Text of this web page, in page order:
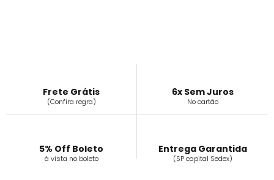
Frete Grátis
(Confira regra)
6x Sem Juros
No cartão
5% Off Boleto
à vista no boleto
Entrega Garantida
(SP capital Sedex)